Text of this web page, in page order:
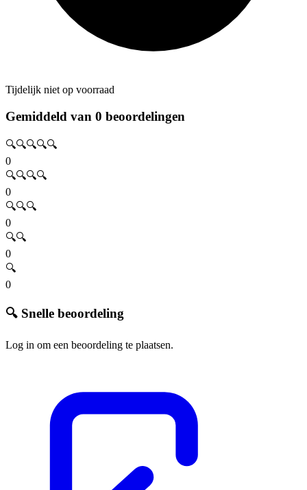
Tijdelijk niet op voorraad
Gemiddeld van 0 beoordelingen
🔍🔍🔍🔍🔍
0
🔍🔍🔍🔍
0
🔍🔍🔍
0
🔍🔍
0
🔍
0
🔍 Snelle beoordeling
Log in om een beoordeling te plaatsen.